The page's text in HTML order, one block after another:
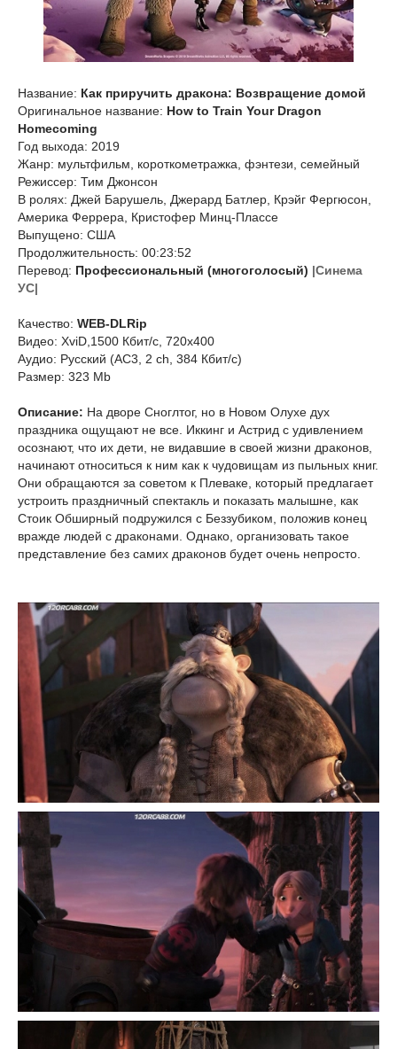
Название: Как приручить дракона: Возвращение домой
Оригинальное название: How to Train Your Dragon
Homecoming
Год выхода: 2019
Жанр: мультфильм, короткометражка, фэнтези, семейный
Режиссер: Тим Джонсон
В ролях: Джей Барушель, Джерард Батлер, Крэйг Фергюсон,
Америка Феррера, Кристофер Минц-Плассе
Выпущено: США
Продолжительность: 00:23:52
Перевод: Профессиональный (многоголосый) |Синема
УС|
Качество: WEB-DLRip
Видео: XviD,1500 Кбит/с, 720x400
Аудио: Русский (AC3, 2 ch, 384 Кбит/с)
Размер: 323 Mb
Описание: На дворе Сноглтог, но в Новом Олухе дух
праздника ощущают не все. Иккинг и Астрид с удивлением
осознают, что их дети, не видавшие в своей жизни драконов,
начинают относиться к ним как к чудовищам из пыльных книг.
Они обращаются за советом к Плеваке, который предлагает
устроить праздничный спектакль и показать малышне, как
Стоик Обширный подружился с Беззубиком, положив конец
вражде людей с драконами. Однако, организовать такое
представление без самих драконов будет очень непросто.